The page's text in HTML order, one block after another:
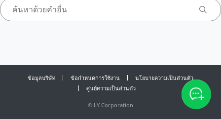
ข้อมูลบริษัท ข้อกำหนดการใช้งาน
นโยบายความเป็นส่วนตัว
ศูนย์ความเป็นส่วนตัว
© LY Corporation